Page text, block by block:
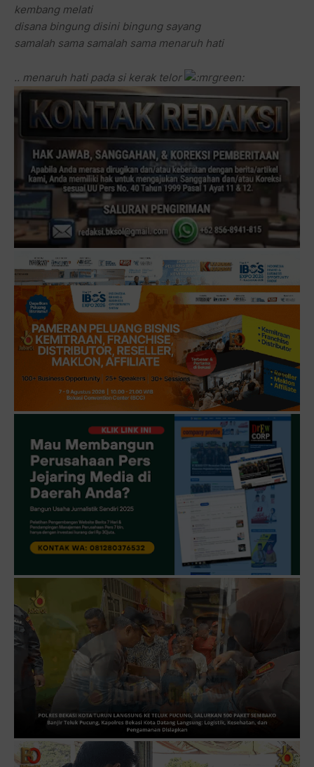
kembang melati
disana bingung disini bingung sayang
samalah sama samalah sama menaruh hati
.. menaruh hati pada si kerak telor